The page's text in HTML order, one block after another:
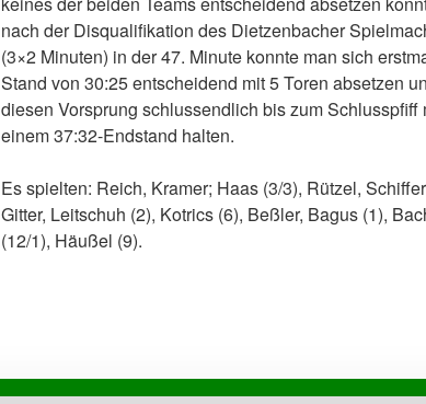
nach der Disqualifikation des Dietzenbacher
(3×2 Minuten) in der 47. Minute konnte man sich
Stand von 30:25 entscheidend mit 5 Toren absetzen
diesen Vorsprung schlussendlich bis zum Schlusspfiff
einem 37:32-Endstand halten.
Es spielten: Reich, Kramer; Haas (3/3), Rützel,
Gitter, Leitschuh (2), Kotrics (6), Beßler, Bagus (1),
(12/1), Häußel (9).